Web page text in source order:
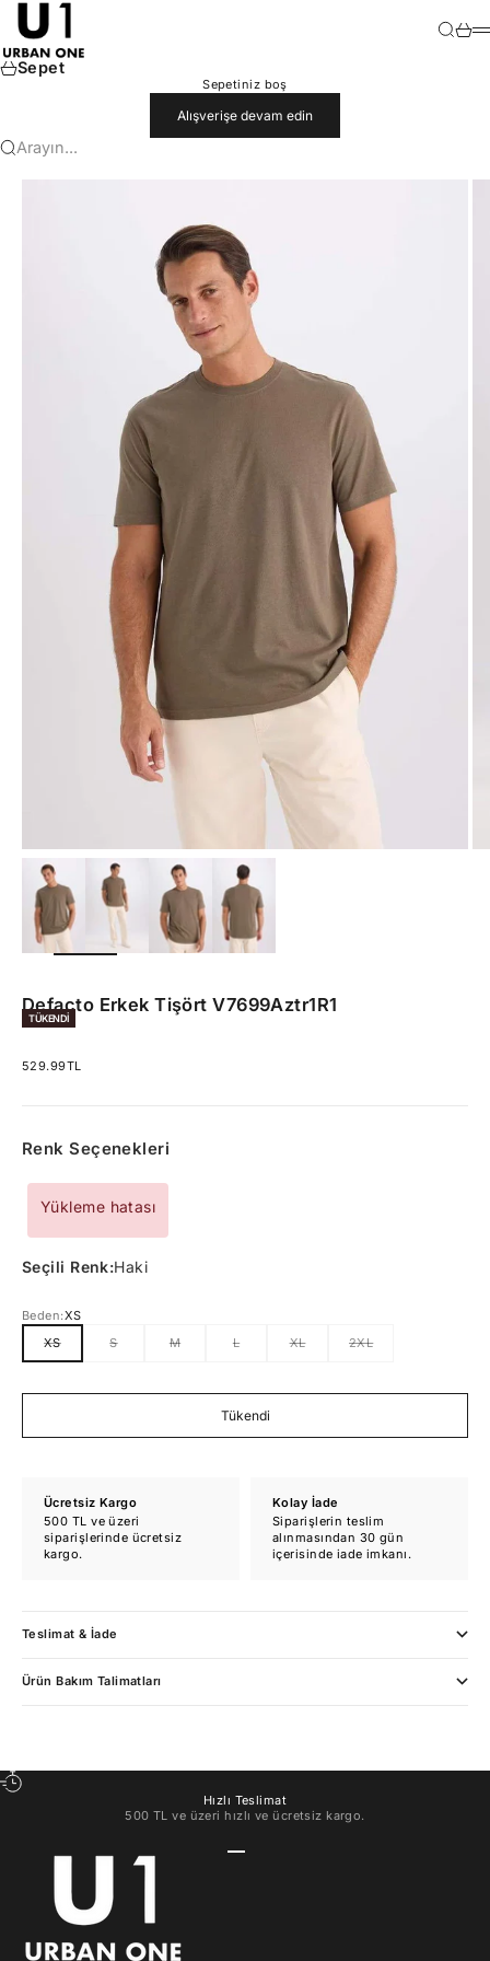
İçeriğe geç
AraSepet
Sepet
Sepetiniz boş
Alışverişe devam edin
Arayın...
Yakınlaştır
Defacto Erkek Tişört V7699Aztr1R1
TÜKENDI
İndirimli fiyat
529.99TL
Renk Seçenekleri
Yükleme hatası
Seçili Renk:Haki
Beden:XS
XS
S M L XL 2XL
Tükendi
Ücretsiz Kargo
500 TL ve üzeri
siparişlerinde ücretsiz
kargo.
Kolay İade
Siparişlerin teslim
alınmasından 30 gün
içerisinde iade imkanı.
Teslimat & İade
Ürün Bakım Talimatları
Hızlı Teslimat
500 TL ve üzeri hızlı ve ücretsiz kargo.